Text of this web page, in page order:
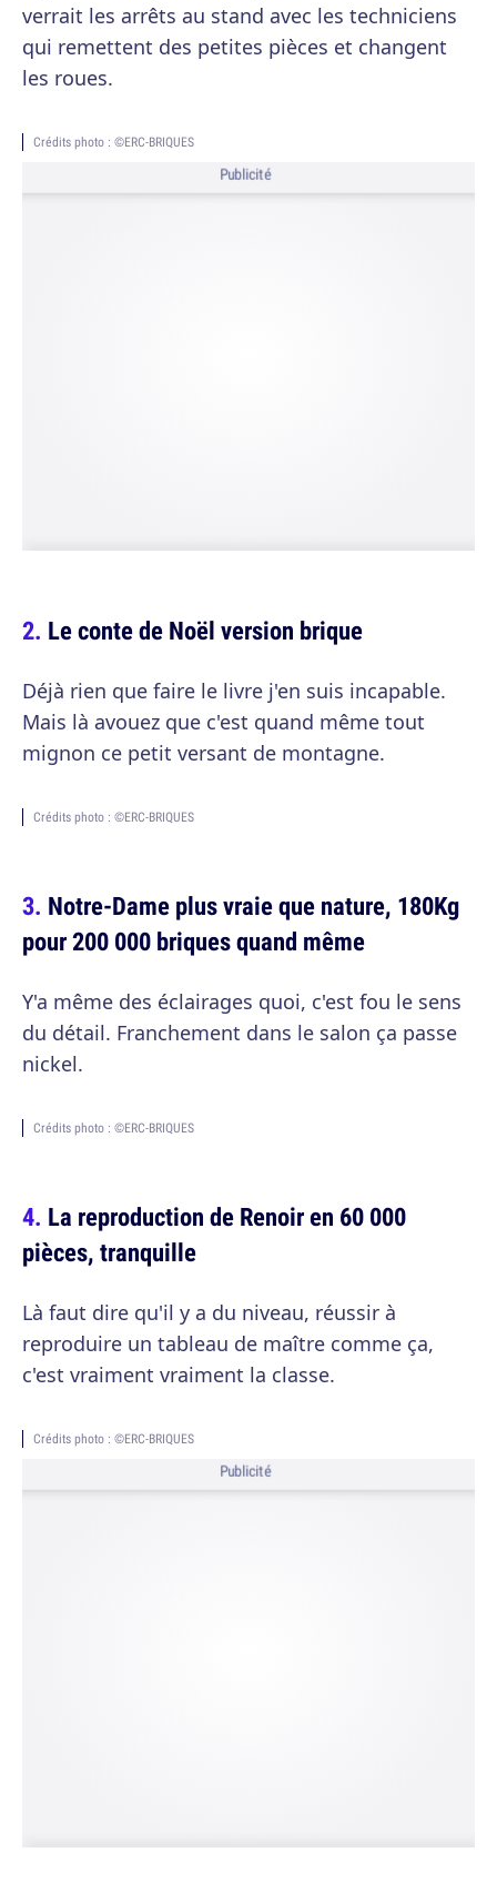
verrait les arrêts au stand avec les techniciens
qui remettent des petites pièces et changent
les roues.
Crédits photo : ©ERC-BRIQUES
Publicité
Le conte de Noël version brique
Déjà rien que faire le livre j'en suis incapable.
Mais là avouez que c'est quand même tout
mignon ce petit versant de montagne.
Crédits photo : ©ERC-BRIQUES
Notre-Dame plus vraie que nature, 180Kg
pour 200 000 briques quand même
Y'a même des éclairages quoi, c'est fou le sens
du détail. Franchement dans le salon ça passe
nickel.
Crédits photo : ©ERC-BRIQUES
La reproduction de Renoir en 60 000
pièces, tranquille
Là faut dire qu'il y a du niveau, réussir à
reproduire un tableau de maître comme ça,
c'est vraiment vraiment la classe.
Crédits photo : ©ERC-BRIQUES
Publicité